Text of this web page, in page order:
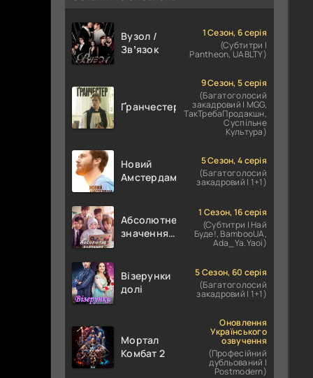
Вузол /
Звʼязок
1 Сезон, 6 серія
(Субтитри |
Pantheon, UABLTY)
Ґранчестер
9 Сезон, 5 серія
(Багатоголосий
закадровий | MGG,
ТакТребаПродакшн,
Суспільне
Культура)
Новий
Амстердам
5 Сезон, 4 серія
(Багатоголосий
закадровий | 1+1)
Абсолютне
значення
значення
романтики
1 Сезон, 16 серія
(Субтитри | Най
Буде!, BambooUA,
Ada_Ya.Yaoi)
Візерунки
долі
5 Сезон, 60 серія
(Багатоголосий
закадровий | 1+1)
Мортал
Комбат 2
Оновлення
Українського
озвучення
(Професійний
дубльований |
Postmodern)